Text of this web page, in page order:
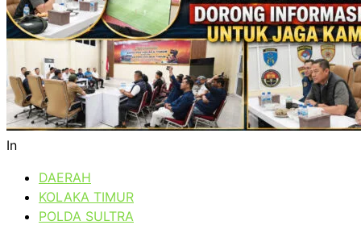
In
DAERAH
KOLAKA TIMUR
POLDA SULTRA